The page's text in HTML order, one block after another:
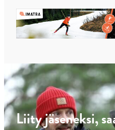
Liity jäseneksi,